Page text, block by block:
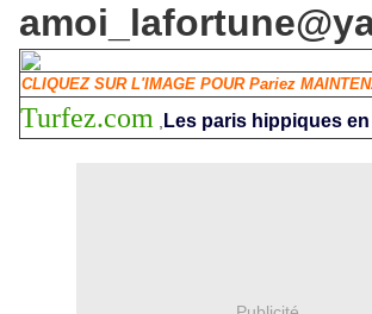
CLIQUEZ SUR L'IMAGE POUR Pariez
Turfez.com Les paris hippiques